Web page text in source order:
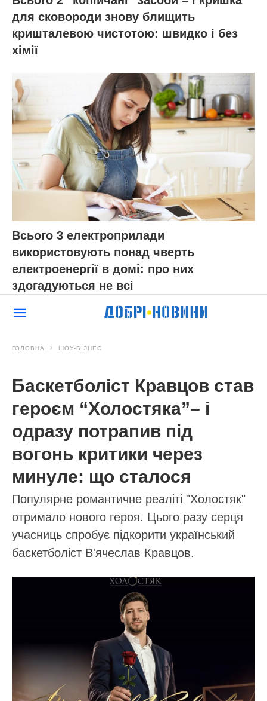
для сковороди знову блищить
кришталевою чистотою: швидко і без
хімії
Всього 3 електроприлади
використовують понад чверть
електроенергії в домі: про них
здогадуються не всі